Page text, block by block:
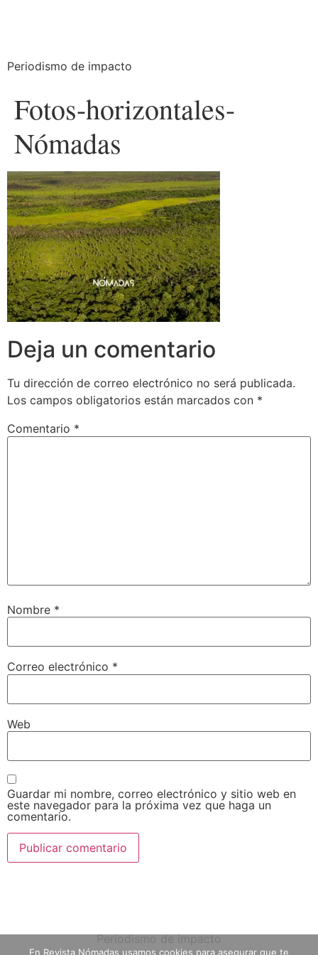
Periodismo de impacto
Fotos-horizontales-
Nómadas
Deja un comentario
Tu dirección de correo electrónico no será publicada.
Los campos obligatorios están marcados con *
Comentario *
Nombre *
Correo electrónico *
Web
Guardar mi nombre, correo electrónico y sitio web en
este navegador para la próxima vez que haga un
comentario.
Periodismo de impacto
En Revista Nómadas usamos cookies para asegurar que te